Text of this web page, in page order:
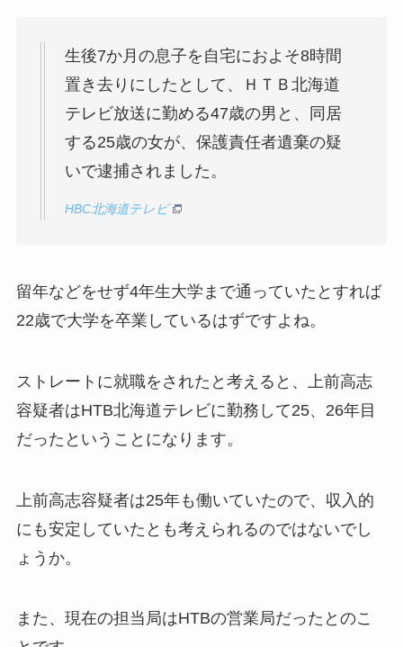
生後7か月の息子を自宅におよそ8時間
置き去りにしたとして、ＨＴＢ北海道
テレビ放送に勤める47歳の男と、同居
する25歳の女が、保護責任者遺棄の疑
いで逮捕されました。
HBC北海道テレビ
留年などをせず4年生大学まで通っていたとすれば
22歳で大学を卒業しているはずですよね。
ストレートに就職をされたと考えると、上前高志
容疑者はHTB北海道テレビに勤務して25、26年目
だったということになります。
上前高志容疑者は25年も働いていたので、収入的
にも安定していたとも考えられるのではないでし
ょうか。
また、現在の担当局はHTBの営業局だったとのこ